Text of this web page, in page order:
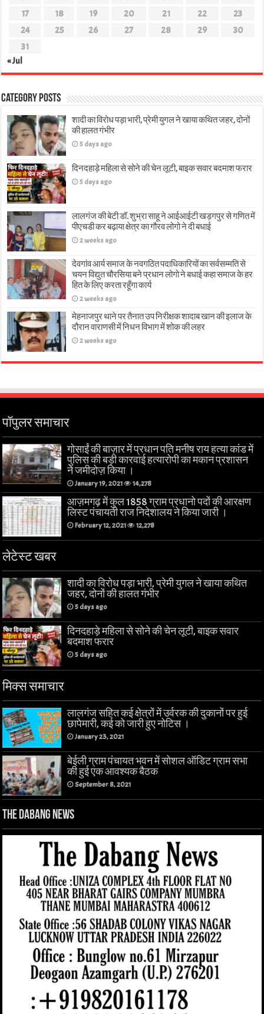
17
18 19 20 21 22
23
24
25 26 27 28 29
30
31
« Jul
Category Posts
शादी का विरोध पड़ा भारी, प्रेमी युगल ने खाया कथित जहर, दोनों
की हालत गंभीर
5 days ago
दिनदहाड़े महिला से सोने की चेन लूटी, बाइक सवार बदमाश फरार
5 days ago
लालगंज की बेटी डॉ. शुभ्रा साहू ने आईआईटी खड़गपुर से गणित में
पीएचडी कर बढ़ाया क्षेत्र का गौरव लोगो ने दी बधाई
2 weeks ago
देवगांव आर्य समाज के नवगठित पदाधिकारियों का सर्वसम्मति से
चयन विद्युत चौरसिया बने प्रधान लोगो ने बधाई कहा समाज के हर
हित के लिए करता रहूँगा कार्य
2 weeks ago
मेहनाजपुर थाने पर तैनात उप निरीक्षक शादाब खान की इलाज के
दौरान वाराणसी में निधन विभाग में शोक की लहर
2 weeks ago
पॉपुलर समाचार
गोसाईं की बाज़ार में प्रधान पति मनीष राय हत्या कांड में
पुलिस की बड़ी कारवाई हत्यारोपी का मकान प्रशासन
ने जमीदोज़ किया ।
January 19, 2021 14,278
आज़मगढ़ में कुल 1858 ग्राम प्रधानो पदों की आरक्षण
लिस्ट पंचायती राज निदेशालय ने किया जारी ।
February 12, 2021 12,278
लेटेस्ट खबर
शादी का विरोध पड़ा भारी, प्रेमी युगल ने खाया कथित
जहर, दोनों की हालत गंभीर
5 days ago
दिनदहाड़े महिला से सोने की चेन लूटी, बाइक सवार
बदमाश फरार
5 days ago
मिक्स समाचार
लालगंज सहित कई क्षेत्रों में उर्वरक की दुकानों पर हुई
छापेमारी, कई को जारी हुए नोटिस ।
January 23, 2021
बेईली ग्राम पंचायत भवन में सोशल ऑडिट ग्राम सभा
की हुई एक आवश्यक बैठक
September 8, 2021
The Dabang News